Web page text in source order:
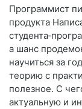
Программист
продукта
а шанс
научиться за
теорию с
полезное. С
актуальную и